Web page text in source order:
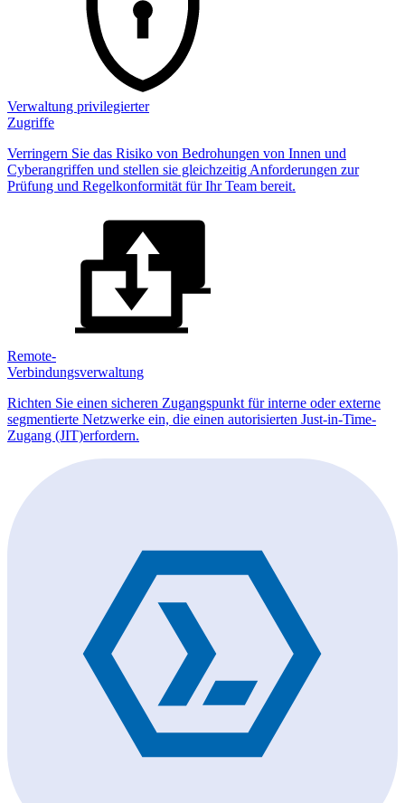
Verwaltung privilegierter
Zugriffe
Verringern Sie das Risiko von Bedrohungen von Innen und
Cyberangriffen und stellen sie gleichzeitig Anforderungen zur
Prüfung und Regelkonformität für Ihr Team bereit.
Remote-
Verbindungsverwaltung
Richten Sie einen sicheren Zugangspunkt für interne oder externe
segmentierte Netzwerke ein, die einen autorisierten Just-in-Time-
Zugang (JIT)erfordern.